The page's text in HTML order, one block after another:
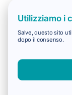
Utilizziamo i
Salve, questo sito
dopo il consenso.